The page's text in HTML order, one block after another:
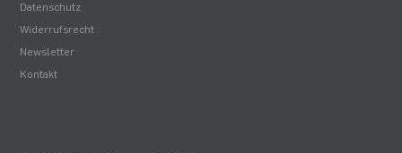
Datenschutz
Widerrufsrecht
Newsletter
Kontakt